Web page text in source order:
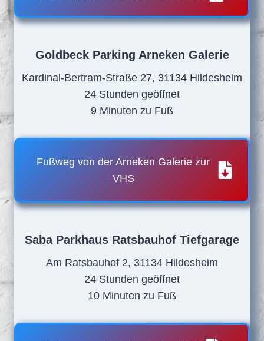
Goldbeck Parking Arneken Galerie
Kardinal-Bertram-Straße 27, 31134 Hildesheim
24 Stunden geöffnet
9 Minuten zu Fuß
Fußweg von der Arneken Galerie zur
VHS
Saba Parkhaus Ratsbauhof Tiefgarage
Am Ratsbauhof 2, 31134 Hildesheim
24 Stunden geöffnet
10 Minuten zu Fuß